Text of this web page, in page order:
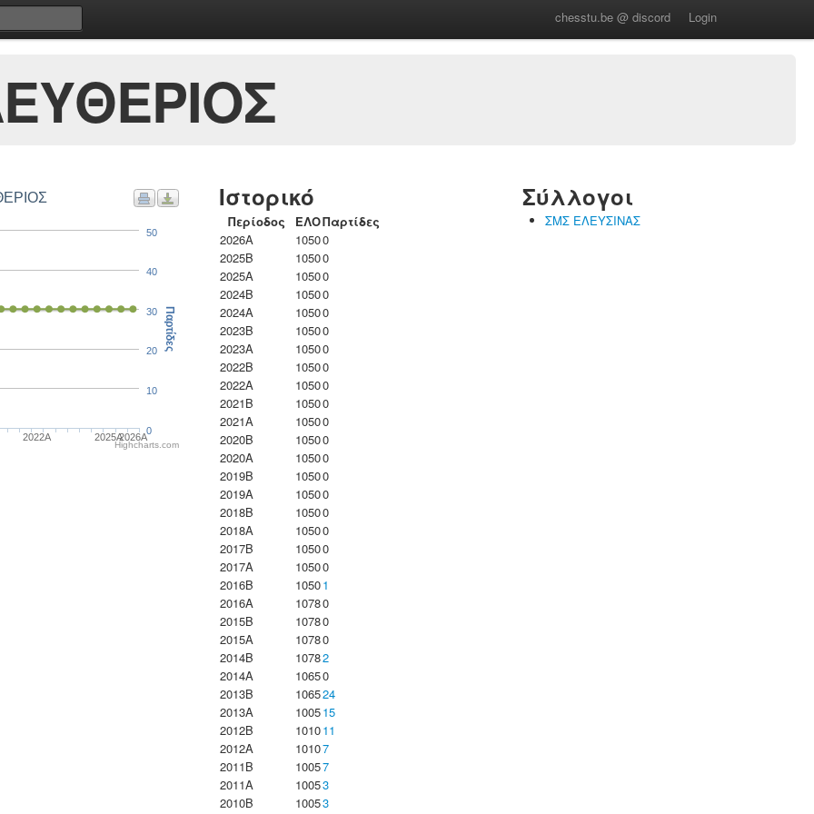
chesstu.be @ discord Login
2022A 2025A2026A
0
10
20
30
40
50
Παρτίδες
Highcharts.com
Ιστορικό
Περίοδος ΕΛΟΠαρτίδες
2026A
10500
2025B
10500
2025A
10500
2024B
10500
2024A
10500
2023B
10500
2023Α
10500
2022B
10500
2022A
10500
2021B
10500
2021A
10500
2020B
10500
2020A
10500
2019B
10500
2019A
10500
2018B
10500
2018A
10500
2017B
10500
2017A
10500
2016B
10501
2016A
10780
2015B
10780
2015A
10780
2014B
10782
2014A
10650
2013B
106524
2013A
100515
2012B
101011
2012A
10107
2011B
10057
2011A
10053
2010B
10053
Σύλλογοι
ΣΜΣ ΕΛΕΥΣΙΝΑΣ